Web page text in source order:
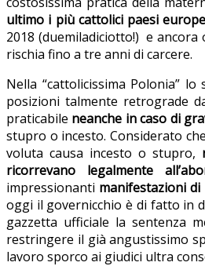
ultimo i più cattolici paesi
2018 (duemiladiciotto!) e
rischia fino a tre anni di carcere.
Nella “cattolicissima Polonia”
posizioni talmente retrograde
praticabile neanche in caso di
stupro o incesto. Considerato
voluta causa incesto o stupro,
ricorrevano legalmente
impressionanti manifestazioni
oggi il governicchio è di fatto in
gazzetta ufficiale la sentenza
restringere il già angustissimo
lavoro sporco ai giudici ultra